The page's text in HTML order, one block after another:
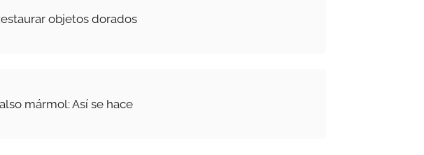
objetos dorados
mármol: Así se hace